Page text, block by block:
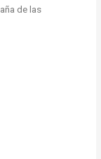
de las